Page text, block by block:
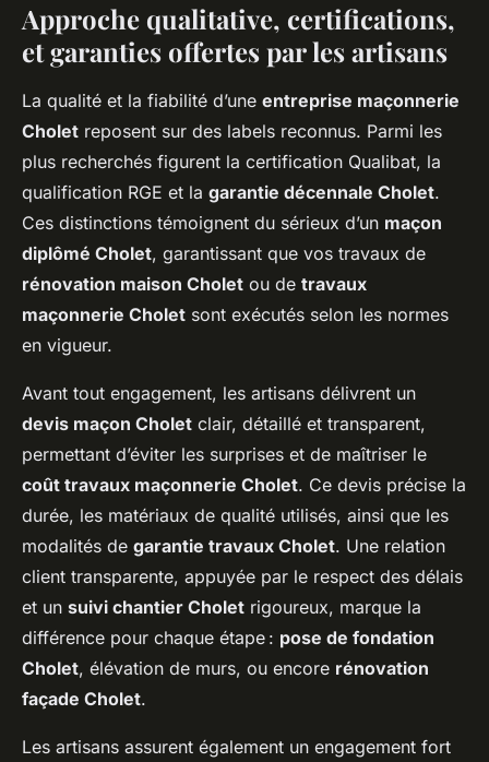
Approche qualitative, certifications,
et garanties offertes par les artisans
La qualité et la fiabilité d’une entreprise maçonnerie
Cholet reposent sur des labels reconnus. Parmi les
plus recherchés figurent la certification Qualibat, la
qualification RGE et la garantie décennale Cholet.
Ces distinctions témoignent du sérieux d’un maçon
diplômé Cholet, garantissant que vos travaux de
rénovation maison Cholet ou de travaux
maçonnerie Cholet sont exécutés selon les normes
en vigueur.
Avant tout engagement, les artisans délivrent un
devis maçon Cholet clair, détaillé et transparent,
permettant d’éviter les surprises et de maîtriser le
coût travaux maçonnerie Cholet. Ce devis précise la
durée, les matériaux de qualité utilisés, ainsi que les
modalités de garantie travaux Cholet. Une relation
client transparente, appuyée par le respect des délais
et un suivi chantier Cholet rigoureux, marque la
différence pour chaque étape : pose de fondation
Cholet, élévation de murs, ou encore rénovation
façade Cholet.
Les artisans assurent également un engagement fort